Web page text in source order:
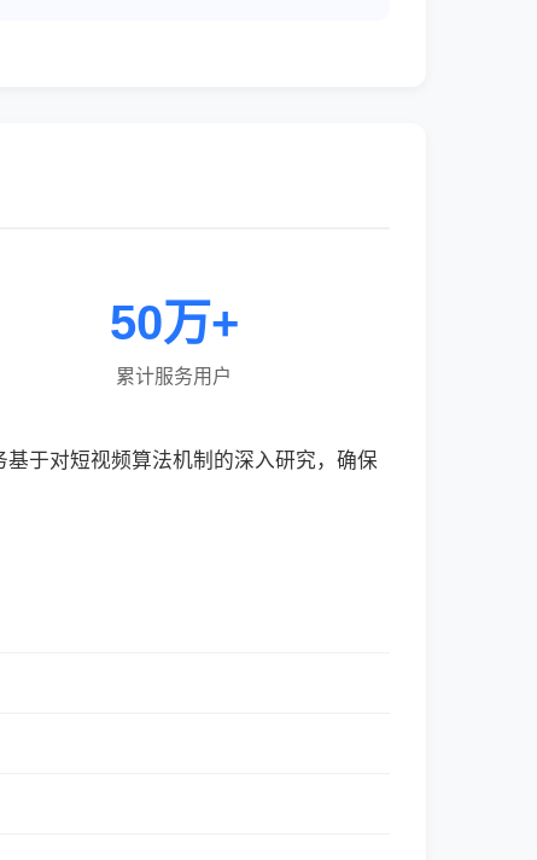
50万+
累计服务用户
于对短视频算法机制的深入研究，确保